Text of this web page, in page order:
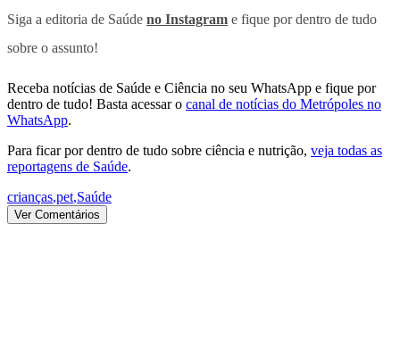
Siga a editoria de Saúde no Instagram e fique por dentro de tudo
sobre o assunto!
Receba notícias de Saúde e Ciência no seu WhatsApp e fique por
dentro de tudo! Basta acessar o canal de notícias do Metrópoles no
WhatsApp.
Para ficar por dentro de tudo sobre ciência e nutrição, veja todas as
reportagens de Saúde.
crianças,pet,Saúde
Ver Comentários